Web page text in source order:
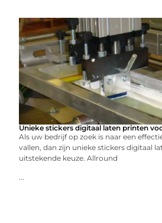
Unieke stickers digitaal laten printen
Als uw bedrijf op zoek is naar een
vallen, dan zijn unieke stickers digitaal
uitstekende keuze. Allround
...